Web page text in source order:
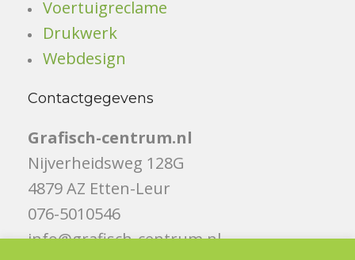
Voertuigreclame
Drukwerk
Webdesign
Contactgegevens
Grafisch-centrum.nl
Nijverheidsweg 128G
4879 AZ Etten-Leur
076-5010546
info@grafisch-centrum.nl